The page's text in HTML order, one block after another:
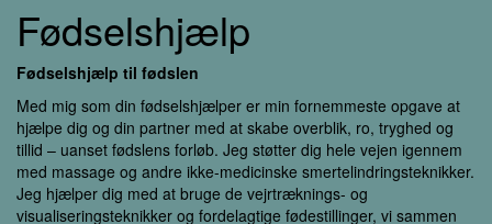
Fødselshjælp
Fødselshjælp til fødslen
Med mig som din fødselshjælper er min fornemmeste opgave at
hjælpe dig og din partner med at skabe overblik, ro, tryghed og
tillid – uanset fødslens forløb. Jeg støtter dig hele vejen igennem
med massage og andre ikke-medicinske smertelindringsteknikker.
Jeg hjælper dig med at bruge de vejrtræknings- og
visualiseringsteknikker og fordelagtige fødestillinger, vi sammen